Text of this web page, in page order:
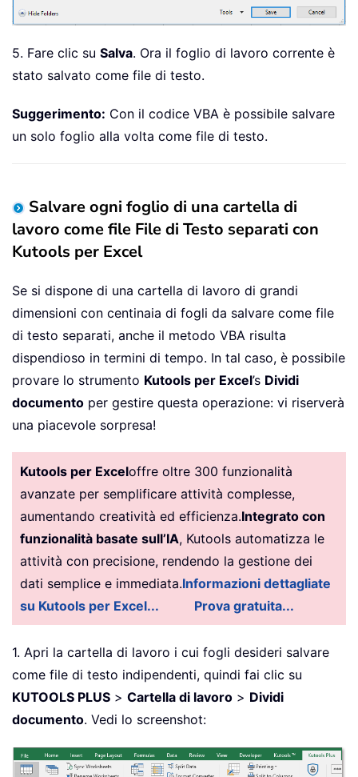
5. Fare clic su Salva. Ora il foglio di lavoro corrente è
stato salvato come file di testo.
Suggerimento: Con il codice VBA è possibile salvare
un solo foglio alla volta come file di testo.
Salvare ogni foglio di una cartella di
lavoro come file File di Testo separati con
Kutools per Excel
Se si dispone di una cartella di lavoro di grandi
dimensioni con centinaia di fogli da salvare come file
di testo separati, anche il metodo VBA risulta
dispendioso in termini di tempo. In tal caso, è possibile
provare lo strumento Kutools per Excel’s Dividi
documento per gestire questa operazione: vi riserverà
una piacevole sorpresa!
Kutools per Exceloffre oltre 300 funzionalità
avanzate per semplificare attività complesse,
aumentando creatività ed efficienza.Integrato con
funzionalità basate sull’IA, Kutools automatizza le
attività con precisione, rendendo la gestione dei
dati semplice e immediata.Informazioni dettagliate
su Kutools per Excel...
Prova gratuita...
1. Apri la cartella di lavoro i cui fogli desideri salvare
come file di testo indipendenti, quindi fai clic su
KUTOOLS PLUS > Cartella di lavoro > Dividi
documento. Vedi lo screenshot: